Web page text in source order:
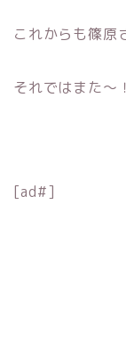
これからも篠原
それではまた〜！
[ad#]